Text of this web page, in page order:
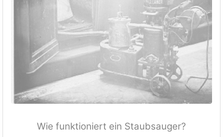
Wie funktioniert ein Staubsauger?